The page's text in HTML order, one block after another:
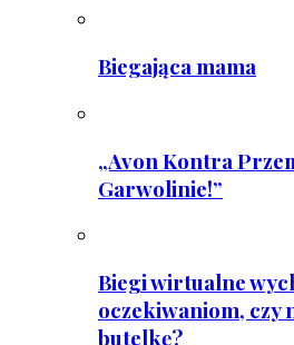
Biegająca mama
„Avon Kontra
Garwolinie!”
Biegi wirtualne
oczekiwaniom, czy
butelkę?